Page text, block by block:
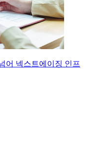
어 넥스트에이징 인프